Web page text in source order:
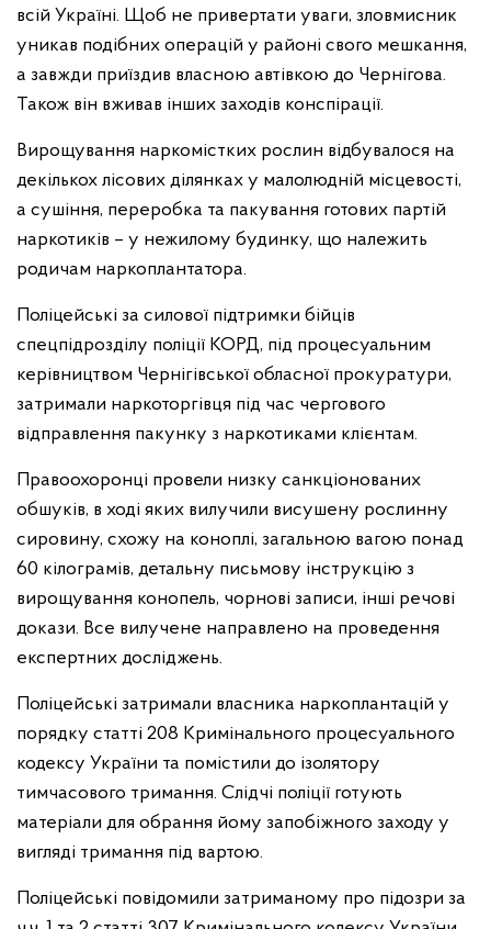
всій Україні. Щоб не привертати уваги, зловмисник
уникав подібних операцій у районі свого мешкання,
а завжди приїздив власною автівкою до Чернігова.
Також він вживав інших заходів конспірації.
Вирощування наркомістких рослин відбувалося на
декількох лісових ділянках у малолюдній місцевості,
а сушіння, переробка та пакування готових партій
наркотиків – у нежилому будинку, що належить
родичам наркоплантатора.
Поліцейські за силової підтримки бійців
спецпідрозділу поліції КОРД, під процесуальним
керівництвом Чернігівської обласної прокуратури,
затримали наркоторгівця під час чергового
відправлення пакунку з наркотиками клієнтам.
Правоохоронці провели низку санкціонованих
обшуків, в ході яких вилучили висушену рослинну
сировину, схожу на коноплі, загальною вагою понад
60 кілограмів, детальну письмову інструкцію з
вирощування конопель, чорнові записи, інші речові
докази. Все вилучене направлено на проведення
експертних досліджень.
Поліцейські затримали власника наркоплантацій у
порядку статті 208 Кримінального процесуального
кодексу України та помістили до ізолятору
тимчасового тримання. Слідчі поліції готують
матеріали для обрання йому запобіжного заходу у
вигляді тримання під вартою.
Поліцейські повідомили затриманому про підозри за